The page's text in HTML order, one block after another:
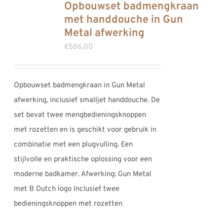
Opbouwset badmengkraan
met handdouche in Gun
Metal afwerking
€586,00
Opbouwset badmengkraan in Gun Metal
afwerking, inclusief smalljet handdouche. De
set bevat twee mengbedieningsknoppen
met rozetten en is geschikt voor gebruik in
combinatie met een plugvulling. Een
stijlvolle en praktische oplossing voor een
moderne badkamer. Afwerking: Gun Metal
met B Dutch logo Inclusief twee
bedieningsknoppen met rozetten